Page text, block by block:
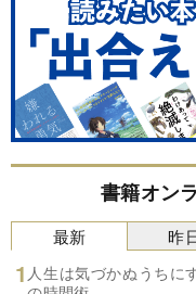
書籍オン
最新
人生は気づかぬうちに
昨